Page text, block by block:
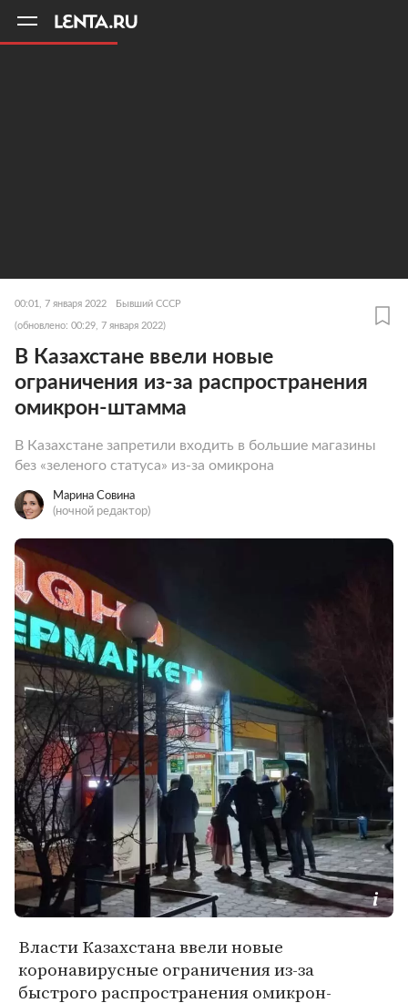
00:01, 7 января 2022 Бывший СССР
(обновлено: 00:29, 7 января 2022)
В Казахстане ввели новые
ограничения из-за распространения
омикрон-штамма
В Казахстане запретили входить в большие магазины
без «зеленого статуса» из-за омикрона
Марина Совина
(ночной редактор)
Власти Казахстана ввели новые
коронавирусные ограничения из-за
быстрого распространения омикрон-